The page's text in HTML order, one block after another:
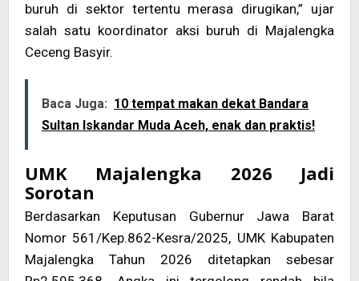
buruh di sektor tertentu merasa dirugikan,” ujar
salah satu koordinator aksi buruh di Majalengka
Ceceng Basyir.
Baca Juga: 10 tempat makan dekat Bandara
Sultan Iskandar Muda Aceh, enak dan praktis!
UMK Majalengka 2026 Jadi
Sorotan
Berdasarkan Keputusan Gubernur Jawa Barat
Nomor 561/Kep.862-Kesra/2025, UMK Kabupaten
Majalengka Tahun 2026 ditetapkan sebesar